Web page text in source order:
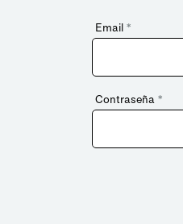
Email *
Contraseña *